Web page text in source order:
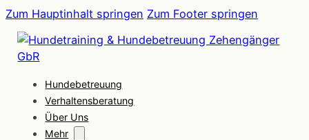
Zum Hauptinhalt springen Zum Footer springen
Hundebetreuung
Verhaltensberatung
Über Uns
Mehr